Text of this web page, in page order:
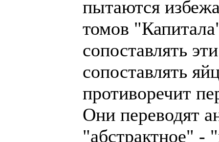
пытаются
томов
сопоставлять
сопоставлять
противоречит
Они переводят
"абстрактное" -